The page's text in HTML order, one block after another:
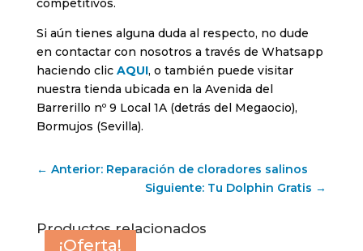
competitivos.
Si aún tienes alguna duda al respecto, no dude
en contactar con nosotros a través de Whatsapp
haciendo clic AQUI, o también puede visitar
nuestra tienda ubicada en la Avenida del
Barrerillo nº 9 Local 1A (detrás del Megaocio),
Bormujos (Sevilla).
← Anterior: Reparación de cloradores salinos
Siguiente: Tu Dolphin Gratis →
Productos relacionados
¡Oferta!
¡Oferta!
¡Oferta!
¡Oferta!